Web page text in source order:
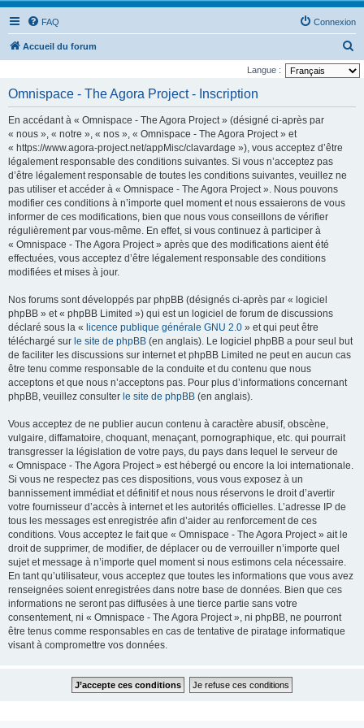
FAQ Connexion
Accueil du forum
e
Langue :
Omnispace - The Agora Project - Inscription
En accédant à « Omnispace - The Agora Project » (désigné ci-après par
« nous », « notre », « nos », « Omnispace - The Agora Project » et
« https://www.agora-project.net/appMisc/clavardage »), vous acceptez d’être
légalement responsable des conditions suivantes. Si vous n’acceptez pas
d’être légalement responsable de toutes les conditions suivantes, veuillez ne
pas utiliser et accéder à « Omnispace - The Agora Project ». Nous pouvons
modifier ces conditions à n’importe quel moment et nous essaierons de vous
informer de ces modifications, bien que nous vous conseillons de vérifier
régulièrement par vous-même. En effet, si vous continuez à participer à
« Omnispace - The Agora Project » après que des modifications aient été
effectuées, vous acceptez d’être légalement responsable des conditions
modifiées et mises à jour.
Nos forums sont développés par phpBB (désignés ci-après par « logiciel
phpBB » et « phpBB Limited ») qui est un logiciel de forum de discussions
déclaré sous la « licence publique générale GNU 2.0 » et qui peut être
téléchargé sur le site de phpBB (en anglais). Le logiciel phpBB a pour seul but
de faciliter les discussions sur internet et phpBB Limited ne peut en aucun cas
être tenu comme responsable de la conduite et du contenu que nous
acceptons et que nous n’acceptons pas. Pour plus d’informations concernant
phpBB, veuillez consulter le site de phpBB (en anglais).
Vous acceptez de ne publier aucun contenu à caractère abusif, obscène,
vulgaire, diffamatoire, choquant, menaçant, pornographique, etc. qui pourrait
transgresser la législation de votre pays, du pays dans lequel le serveur de
« Omnispace - The Agora Project » est hébergé ou encore la loi internationale.
Si vous ne respectez pas ces dispositions, vous vous exposez à un
bannissement immédiat et définitif et nous nous réservons le droit d’avertir
votre fournisseur d’accès à internet et les autorités officielles. L’adresse IP de
tous les messages est enregistrée afin d’aider au renforcement de ces
conditions. Vous acceptez le fait que « Omnispace - The Agora Project » ait le
droit de supprimer, de modifier, de déplacer ou de verrouiller n’importe quel
sujet et message à n’importe quel moment si nous estimons cela nécessaire.
En tant qu’utilisateur, vous acceptez que toutes les informations que vous avez
renseignées soient enregistrées dans notre base de données. Bien que ces
informations ne seront pas diffusées à une tierce partie sans votre
consentement, ni « Omnispace - The Agora Project », ni phpBB, ne pourront
être tenus comme responsables en cas de tentative de piratage informatique
visant à compromettre vos données.